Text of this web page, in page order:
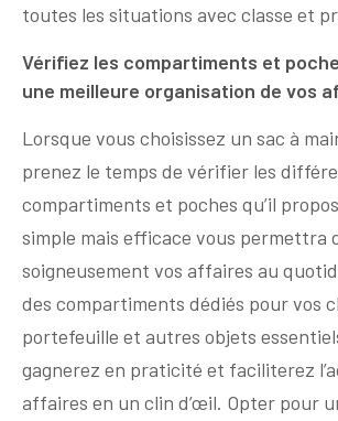
toutes les situations avec classe et
Vérifiez les compartiments et
une meilleure organisation de vos
Lorsque vous choisissez un sac à
prenez le temps de vérifier les
compartiments et poches qu’il
simple mais efficace vous permettra
soigneusement vos affaires au
des compartiments dédiés pour vos
portefeuille et autres objets
gagnerez en praticité et faciliterez
affaires en un clin d’œil. Opter pour